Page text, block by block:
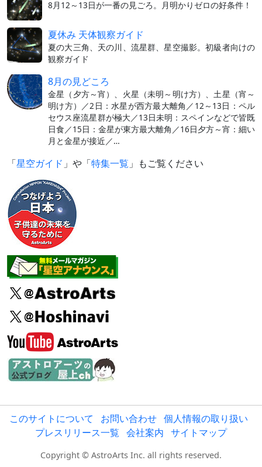
8月12～13日が一番の見ごろ。月明かりゼロの好条件！
夏休み 天体観察ガイド
夏の大三角、天の川、流星群、星空撮影。初級者向けの
観察ガイド
8月の見どころ
金星（夕方～宵）、火星（未明～明け方）、土星（宵～
明け方）／2日：水星が西方最大離角／12～13日：ペル
セウス座流星群が極大／13日未明：スペインなどで皆既
日食／15日：金星が東方最大離角／16日夕方～宵：細い
月と金星が接近／…
「星空ガイド 」や「特集一覧 」もご覧ください
このサイトについて お問い合わせ 個人情報の取り扱い
プレスリリース一覧 会社案内 サイトマップ
Copyright © AstroArts Inc. all rights reserved.